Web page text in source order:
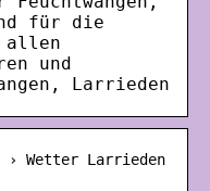
für die
allen
und
Larrieden
Wetter Larrieden